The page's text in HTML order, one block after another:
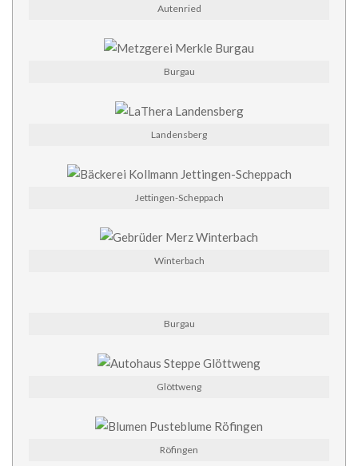
Autenried
Burgau
Landensberg
Jettingen-Scheppach
Winterbach
Burgau
Glöttweng
Röfingen